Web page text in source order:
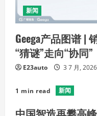
新闻
Geega产品图谱 |
“猜谜”走向“协同”
E23auto 3 7 月, 2026
1 min read 新闻
中国智造再攀高